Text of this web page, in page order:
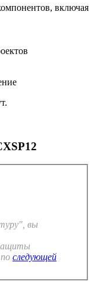
включая
вы
следующей